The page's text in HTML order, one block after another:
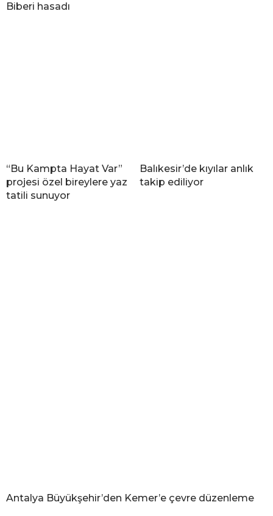
Biberi hasadı
“Bu Kampta Hayat Var”
projesi özel bireylere yaz
tatili sunuyor
Balıkesir’de kıyılar anlık
takip ediliyor
Antalya Büyükşehir’den Kemer’e çevre düzenleme